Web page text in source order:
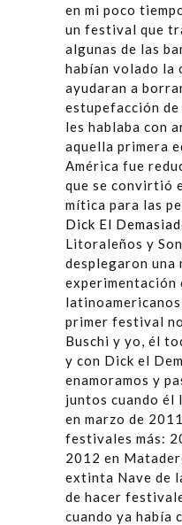
en mi poco
un festival que
algunas de las
habían volado la
ayudaran a
estupefacción de
les hablaba con
aquella primera
América fue
que se convirtió
mítica para las
Dick El
Litoraleños y
desplegaron una
experimentación
primer festival
Buschi y yo, él
y con Dick el
enamoramos y
juntos cuando él
en marzo de
festivales más:
2012 en
extinta Nave de
de hacer
cuando ya había